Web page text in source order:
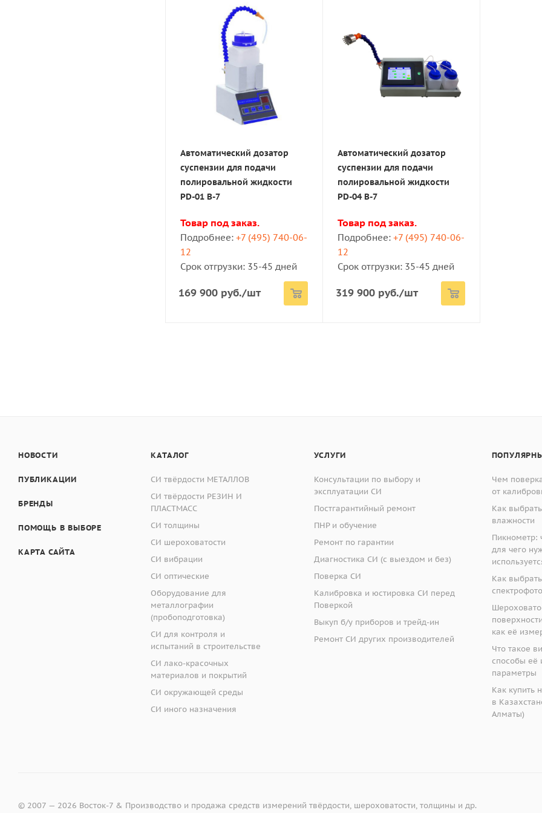
Изготовитель: ООО "Восток-7" (РФ)
Состояние:новое изделие.
невозможна, поскольку не внесено в госреестр СИ РФ.
Дозатор суспензии предназначен
для автоматической подачи полировальной
полировальной машины.
Оснащеншестью независимыми каналами(два отдельных направляющих по
шлиф. станка.
Позволяет работать как в ручном, так и в автоматическом режиме.
Используется современный микроконтроллер, имеет компактный размер,
Производитель
Емкости для суспензий 6 шт.
Инструкция
Автоматический дозатор
суспензии для подачи
полировальной жидкости
PD-01 B-7
Товар под заказ.
Подробнее: +7 (495) 740-06-
12
Срок отгрузки: 35-45 дней
169 900 руб./шт
Автоматический дозатор
суспензии для подачи
полировальной жидкости
PD-04 B-7
Товар под заказ.
Подробнее: +7 (495) 740-06-
12
Срок отгрузки: 35-45 дней
319 900 руб./шт
НОВОСТИ
ПУБЛИКАЦИИ
БРЕНДЫ
ПОМОЩЬ В ВЫБОРЕ
КАРТА САЙТА
КАТАЛОГ
СИ твёрдости МЕТАЛЛОВ
СИ твёрдости РЕЗИН И
ПЛАСТМАСС
СИ толщины
СИ шероховатости
СИ вибрации
СИ оптические
Оборудование для
металлографии
(пробоподготовка)
СИ для контроля и
испытаний в строительстве
СИ лако-красочных
материалов и покрытий
СИ окружающей среды
СИ иного назначения
УСЛУГИ
Консультации по выбору и
эксплуатации СИ
Постгарантийный ремонт
ПНР и обучение
Ремонт по гарантии
Диагностика СИ (с выездом и без)
Поверка СИ
Калибровка и юстировка СИ перед
Поверкой
Выкуп б/у приборов и трейд-ин
Ремонт СИ других производителей
Чем
от
Как
влажности
Пикнометр:
для чего
Как выбрать
как её
Что такое
способы её
параметры
Как купить
в
Алматы)
© 2007 — 2026 Восток-7 & Производство и продажа средств измерений твёрдости, шероховатости, толщины и др.